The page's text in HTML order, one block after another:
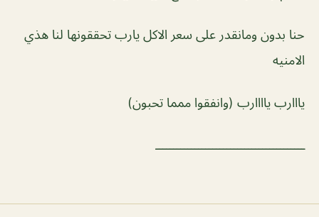
حنا بدون ومانقدر على سعر الاكل يارب تحققونها لنا هذي
الامنيه
يااارب ياااارب (وانفقوا ممما تحبون)
ــــــــــــــــــــــــــــــــــــــــــ